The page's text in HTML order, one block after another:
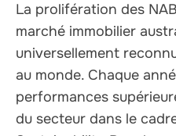
La prolifération des
marché immobilier
universellement
au monde. Chaque
performances
du secteur dans le